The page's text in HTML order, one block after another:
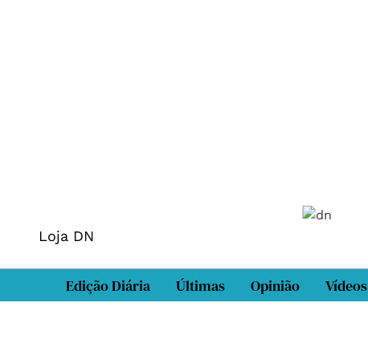
Loja DN
Edição Diária Últimas Opinião Vídeos